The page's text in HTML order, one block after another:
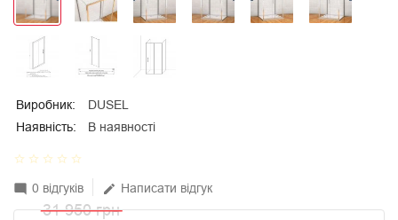
Виробник:
DUSEL
Наявність:
В наявності
star_border star_border star_border star_border star_border
mode_comment 0 відгуків edit Написати відгук
31 950 грн